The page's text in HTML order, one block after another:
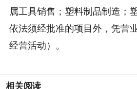
属工具销售；塑料制品制造；
依法须经批准的项目外，凭营
经营活动）。
相关阅读